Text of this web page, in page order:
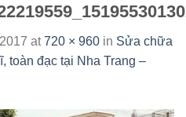
at720 × 960 in Sửa chữa
toàn đạc tại Nha Trang –